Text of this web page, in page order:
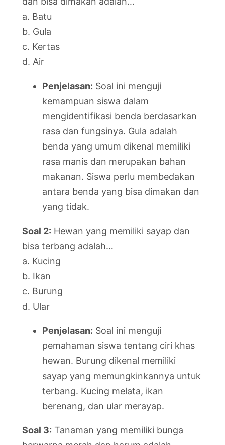
a. Batu
b. Gula
c. Kertas
d. Air
Penjelasan: Soal ini menguji
kemampuan siswa dalam
mengidentifikasi benda berdasarkan
rasa dan fungsinya. Gula adalah
benda yang umum dikenal memiliki
rasa manis dan merupakan bahan
makanan. Siswa perlu membedakan
antara benda yang bisa dimakan dan
yang tidak.
Soal 2: Hewan yang memiliki sayap dan
bisa terbang adalah…
a. Kucing
b. Ikan
c. Burung
d. Ular
Penjelasan: Soal ini menguji
pemahaman siswa tentang ciri khas
hewan. Burung dikenal memiliki
sayap yang memungkinkannya untuk
terbang. Kucing melata, ikan
berenang, dan ular merayap.
Soal 3: Tanaman yang memiliki bunga